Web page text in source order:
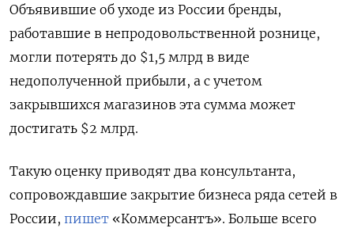
Объявившие об уходе из России бренды,
работавшие в непродовольственной рознице,
могли потерять до $1,5 млрд в виде
недополученной прибыли, а с учетом
закрывшихся магазинов эта сумма может
достигать $2 млрд.
Такую оценку приводят два консультанта,
сопровождавшие закрытие бизнеса ряда сетей в
России, пишет «Коммерсантъ». Больше всего